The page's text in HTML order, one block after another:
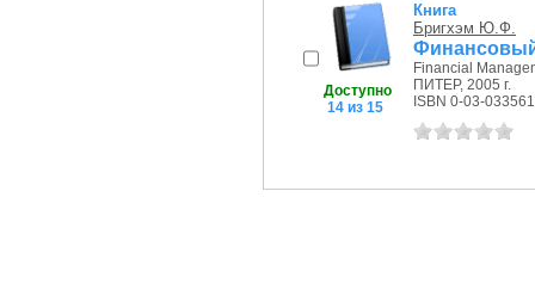
Доступно
14 из 15
Книга
Бригхэм Ю.Ф.
Financial
ПИТЕР, 2005 г.
ISBN 0-03-